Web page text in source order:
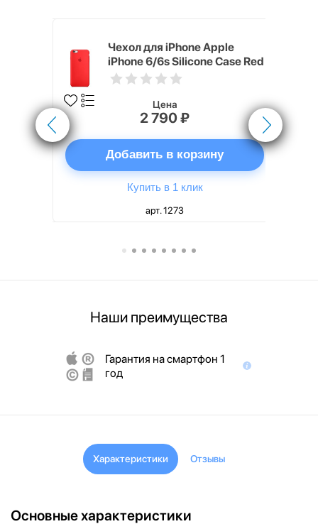
Чехол для iPhone Apple
iPhone 6/6s Silicone Case Red
Цена
2 790 ₽
Добавить в корзину
Купить в 1 клик
арт. 1273
Наши преимущества
Гарантия на смартфон 1
год
Характеристики Отзывы
Основные характеристики